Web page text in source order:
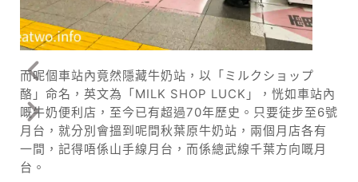
而呢個車站內竟然隱藏牛奶站，以「ミルクショップ
酪」命名，英文為「MILK SHOP LUCK」，恍如車站內
嘅牛奶便利店，至今已有超過70年歷史。只要徒步至6號
月台，就分別會搵到呢間秋葉原牛奶站，兩個月店各有
一間，記得唔係山手線月台，而係總武線千葉方向嘅月
台。